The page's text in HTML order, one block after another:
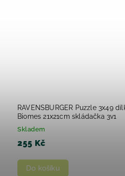
RAVENSBURGER Puzzle 3x49
Biomes 21x21cm skládačka 3v1
Skladem
255 Kč
Do košíku